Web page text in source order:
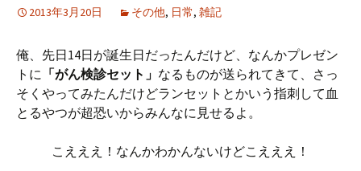
2013年3月20日 その他, 日常, 雑記
俺、先日14日が誕生日だったんだけど、なんかプレゼン
トに 「がん検診セット」 なるものが送られてきて、さっ
そくやってみたんだけどランセットとかいう指刺して血
とるやつが超恐いからみんなに見せるよ。
こえええ！なんかわかんないけどこえええ！